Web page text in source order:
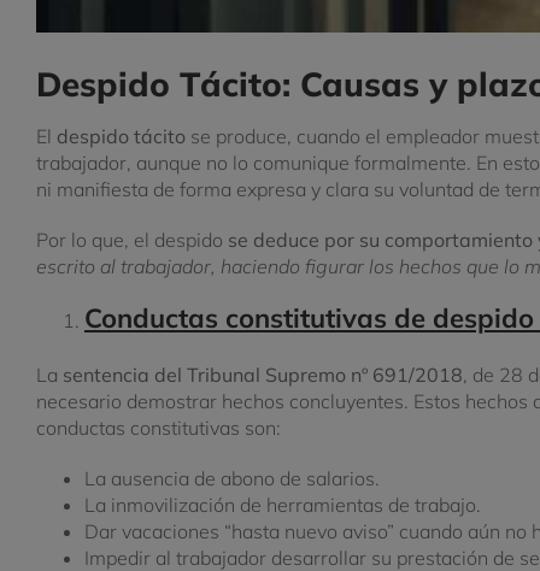
Despido Tácito: Causas y
El despido tácito se produce, cuando el empleador
trabajador, aunque no lo comunique formalmente. En
ni manifiesta de forma expresa y clara su voluntad de
Por lo que, el despido se deduce por su comportamiento
escrito al trabajador, haciendo figurar los hechos que lo
Conductas constitutivas de
La sentencia del Tribunal Supremo nº 691/2018, de 28
necesario demostrar hechos concluyentes. Estos
conductas constitutivas son:
La ausencia de abono de salarios.
La inmovilización de herramientas de trabajo.
Dar vacaciones “hasta nuevo aviso” cuando aún
Impedir al trabajador desarrollar su prestación de